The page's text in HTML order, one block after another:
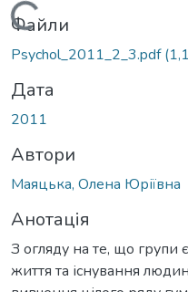
Вантажиться...
Файли
Psychol_2011_2_3.pdf
Дата
2011
Автори
Маяцька, Олена Юріївна
Анотація
З огляду на те, що
життя та існування